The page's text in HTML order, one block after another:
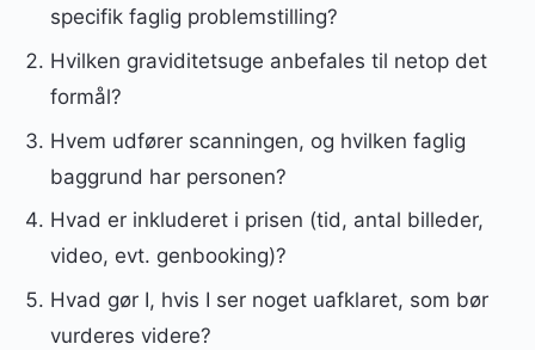
specifik faglig problemstilling?
Hvilken graviditetsuge anbefales til netop det
formål?
Hvem udfører scanningen, og hvilken faglig
baggrund har personen?
Hvad er inkluderet i prisen (tid, antal billeder,
video, evt. genbooking)?
Hvad gør I, hvis I ser noget uafklaret, som bør
vurderes videre?